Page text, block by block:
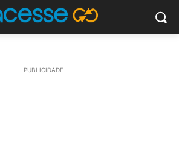
PUBLICIDADE